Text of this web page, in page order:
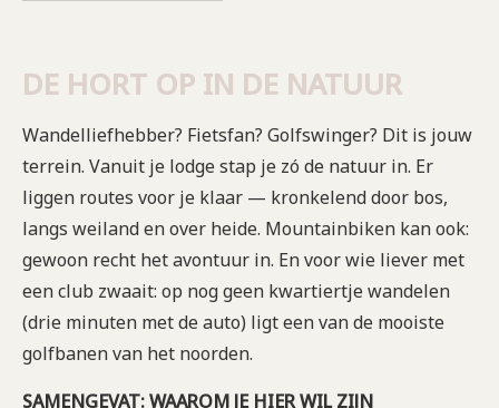
DE HORT OP IN DE NATUUR
Wandelliefhebber? Fietsfan? Golfswinger? Dit is jouw
terrein. Vanuit je lodge stap je zó de natuur in. Er
liggen routes voor je klaar — kronkelend door bos,
langs weiland en over heide. Mountainbiken kan ook:
gewoon recht het avontuur in. En voor wie liever met
een club zwaait: op nog geen kwartiertje wandelen
(drie minuten met de auto) ligt een van de mooiste
golfbanen van het noorden.
SAMENGEVAT: WAAROM JE HIER WIL ZIJN